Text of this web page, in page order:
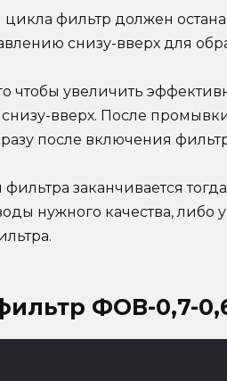
фильтр должен
снизу-вверх для
чтобы увеличить
вверх. После промывки
после включения
заканчивается
нужного качества,
ФОВ-0,7-